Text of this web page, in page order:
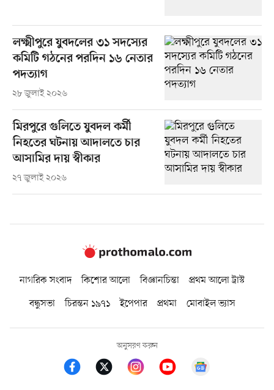
লক্ষ্মীপুরে যুবদলের ৩১ সদস্যের
কমিটি গঠনের পরদিন ১৬ নেতার
পদত্যাগ
২৮ জুলাই ২০২৬
মিরপুরে গুলিতে যুবদল কর্মী
নিহতের ঘটনায় আদালতে চার
আসামির দায় স্বীকার
২৭ জুলাই ২০২৬
নাগরিক সংবাদ কিশোর আলো বিজ্ঞানচিন্তা
প্রথম আলো ট্রাস্ট
বন্ধুসভা
চিরন্তন ১৯৭১ ইপেপার প্রথমা মোবাইল ভ্যাস
অনুসরণ করুন